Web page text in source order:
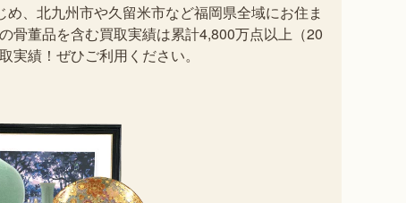
、北九州市や久留米市など福岡県全域にお住ま
骨董品を含む買取実績は累計4,800万点以上（20
実績！ぜひご利用ください。